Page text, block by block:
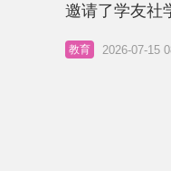
邀请了学友社
获最佳5科21
同学不论成绩
教育 2026-07-15